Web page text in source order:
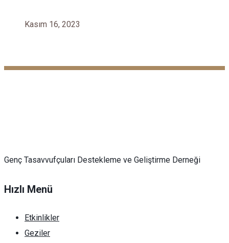
Kasım 16, 2023
Genç Tasavvufçuları Destekleme ve Geliştirme Derneği
Hızlı Menü
Etkinlikler
Geziler